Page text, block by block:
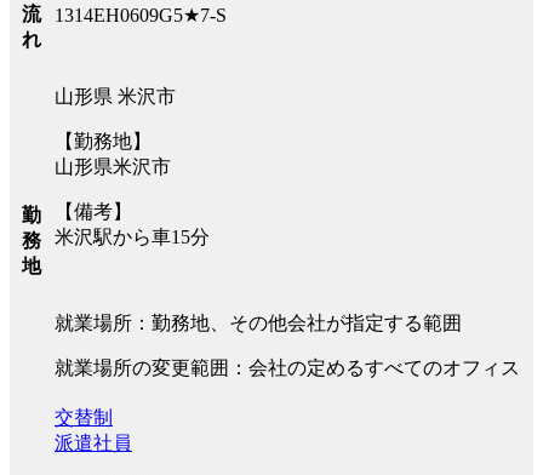
流
れ
1314EH0609G5★7-S
勤
務
地
山形県 米沢市
【勤務地】
山形県米沢市
【備考】
米沢駅から車15分
就業場所：勤務地、その他会社が指定する範囲
就業場所の変更範囲：会社の定めるすべてのオフィス
交替制
派遣社員